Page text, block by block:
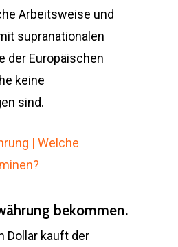
Arbeitsweise und
supranationalen
der Europäischen
keine
sind.
| Welche
bekommen.
Dollar kauft der